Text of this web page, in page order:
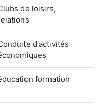
de loisirs,
d'activités
formation